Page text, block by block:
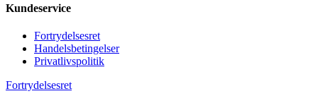
Kundeservice
Fortrydelsesret
Handelsbetingelser
Privatlivspolitik
Fortrydelsesret